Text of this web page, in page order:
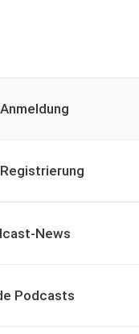
Anmeldung
Registrierung
News
Podcasts